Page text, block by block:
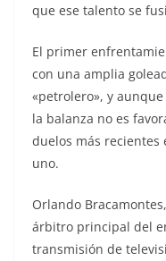
que ese talento se
El primer
con una amplia
«petrolero», y
la balanza no es
duelos más recientes
uno.
Orlando
árbitro principal del
transmisión de